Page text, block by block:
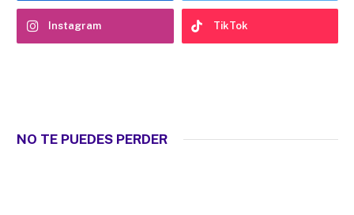
Instagram TikTok
NO TE PUEDES PERDER